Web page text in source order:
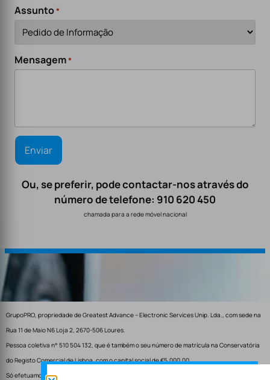
Assunto*
Mensagem*
Ou, se preferir, pode contactar-nos através do
número de telefone: 910 620 450
chamada para a rede móvel nacional
GrupoPRO, propriedade de Greatest Advance – Electronic Services Unip. Lda., com sede na
Rua 11 de Maio N6 Loja 2, 2670-506 Loures.
Pessoa coletiva n° 510 504 132, que é também o seu número de matrícula na Conservatória
do Registo Comercial de Lisboa, com o capital social de €5.000,00.
Só efetuamos entregas em Portugal.